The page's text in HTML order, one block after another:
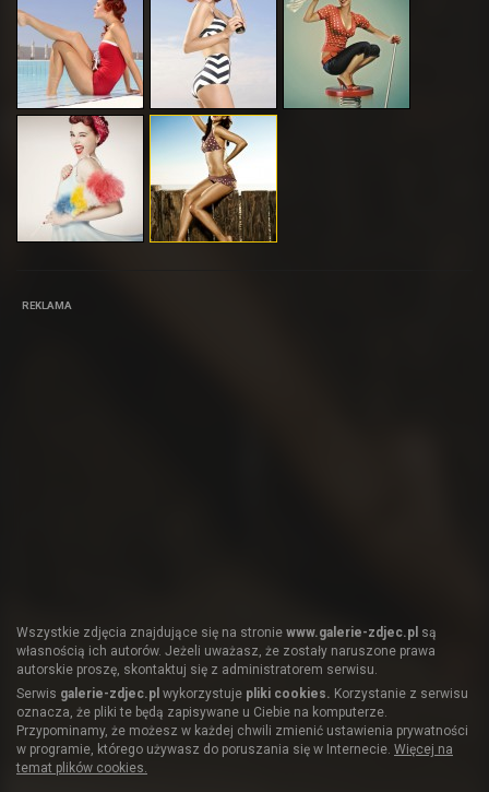
REKLAMA
Wszystkie zdjęcia znajdujące się na stronie www.galerie-zdjec.pl są
własnością ich autorów. Jeżeli uważasz, że zostały naruszone prawa
autorskie proszę, skontaktuj się z administratorem serwisu.
Serwis galerie-zdjec.pl wykorzystuje pliki cookies. Korzystanie z serwisu
oznacza, że pliki te będą zapisywane u Ciebie na komputerze.
Przypominamy, że możesz w każdej chwili zmienić ustawienia prywatności
w programie, którego używasz do poruszania się w Internecie. Więcej na
temat plików cookies.